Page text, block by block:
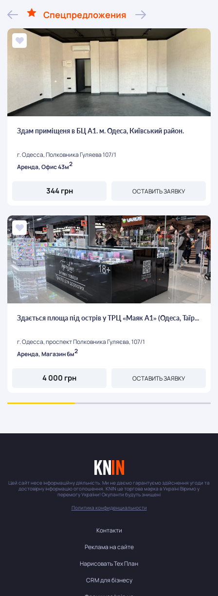
Спецпредложения
Здам приміщеня в БЦ А1. м. Одеса, Київський район.
г. Одесса, Полковника Гуляева 107/1
Аренда, Офис 43м2
344 грн ОСТАВИТЬ ЗАЯВКУ
Здається площа під острів у ТРЦ «Маяк А1» (Одеса, Таїр...
г. Одесса, проспект Полковника Гуляєва, 107/1
Аренда, Магазин 6м2
4 000 грн ОСТАВИТЬ ЗАЯВКУ
Цей сайт несе інформаційну діяльність. Ми не даємо гарантуємо здійснення угоди та
достовірну інформацію оголошення. KNIN це торгова марка в Україні Віримо у
перемогу України! Окупанти будуть знищені
Политика конфиденциальности
Контакти
Реклама на сайте
Нарисовать Тех План
CRM для бізнесу